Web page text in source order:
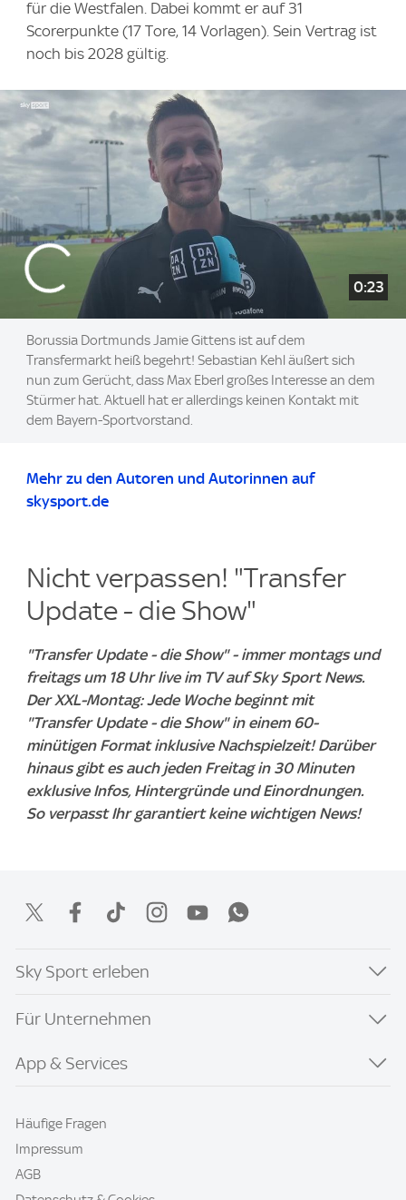
für die Westfalen. Dabei kommt er auf 31
Scorerpunkte (17 Tore, 14 Vorlagen). Sein Vertrag ist
noch bis 2028 gültig.
0:23
Borussia Dortmunds Jamie Gittens ist auf dem
Transfermarkt heiß begehrt! Sebastian Kehl äußert sich
nun zum Gerücht, dass Max Eberl großes Interesse an dem
Stürmer hat. Aktuell hat er allerdings keinen Kontakt mit
dem Bayern-Sportvorstand.
Mehr zu den Autoren und Autorinnen auf
skysport.de
Nicht verpassen! "Transfer
Update - die Show"
"Transfer Update - die Show" - immer montags und
freitags um 18 Uhr live im TV auf Sky Sport News.
Der XXL-Montag: Jede Woche beginnt mit
"Transfer Update - die Show" in einem 60-
minütigen Format inklusive Nachspielzeit! Darüber
hinaus gibt es auch jeden Freitag in 30 Minuten
exklusive Infos, Hintergründe und Einordnungen.
So verpasst Ihr garantiert keine wichtigen News!
Sky Sport erleben
Für Unternehmen
App & Services
Häufige Fragen
Impressum
AGB